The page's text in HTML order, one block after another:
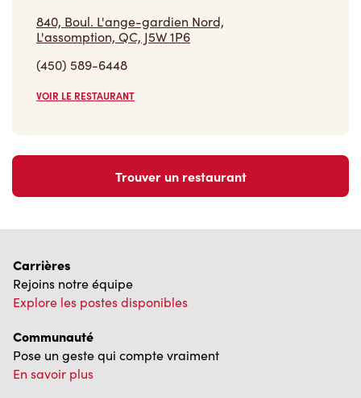
840, Boul. L'ange-gardien Nord,
L'assomption, QC, J5W 1P6
(450) 589-6448
VOIR LE RESTAURANT
Trouver un restaurant
Carrières
Rejoins notre équipe
Explore les postes disponibles
Communauté
Pose un geste qui compte vraiment
En savoir plus